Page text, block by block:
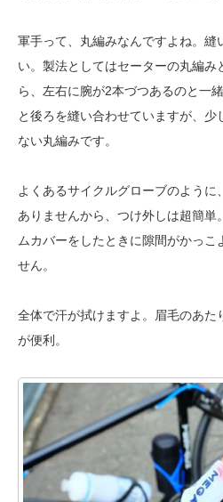
軍手って、丸編みなんですよね。縫
い。製法としてはセーターの丸編み
ら、左右に腕が2本づつあるのと一
と後ろを縫い合わせていますが、
ない丸編みです。
よくあるサイクルグローブのように
ありませんから、つけ外しは超簡単
ムカバーをしたときに隙間がかっこ
せん。
全体で汗が拭けますよ。眉毛のあた
が便利。